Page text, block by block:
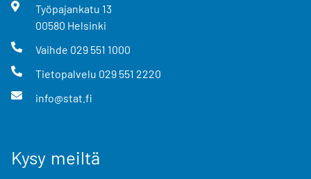
Työpajankatu 13
00580 Helsinki
Vaihde 029 551 1000
Tietopalvelu 029 551 2220
info@stat.fi
Kysy meiltä